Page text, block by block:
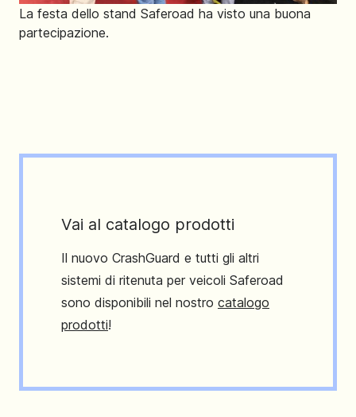
La festa dello stand Saferoad ha visto una buona
partecipazione.
Vai al catalogo prodotti
Il nuovo CrashGuard e tutti gli altri
sistemi di ritenuta per veicoli Saferoad
sono disponibili nel nostro catalogo
prodotti!